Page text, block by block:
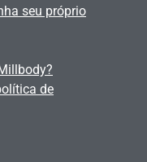
seu próprio
de